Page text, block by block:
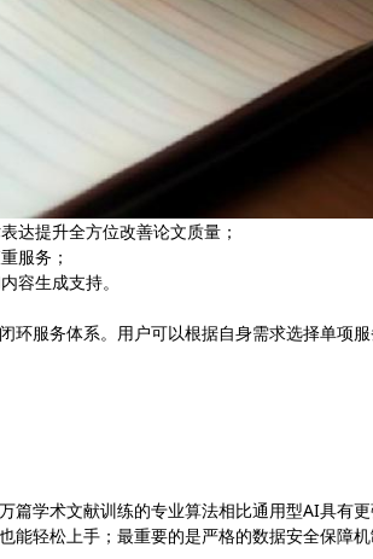
达提升全方位改善论文质量；
服务；
容生成支持。
环服务体系。用户可以根据自身需求选择单项
篇学术文献训练的专业算法相比通用型AI具有
轻松上手；最重要的是严格的数据安全保障机